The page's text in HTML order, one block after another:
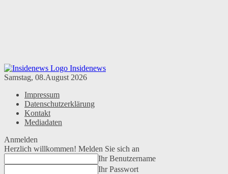
Insidenews
Samstag, 08.August 2026
Impressum
Datenschutzerklärung
Kontakt
Mediadaten
Anmelden
Herzlich willkommen! Melden Sie sich an
Ihr Benutzername
Ihr Passwort